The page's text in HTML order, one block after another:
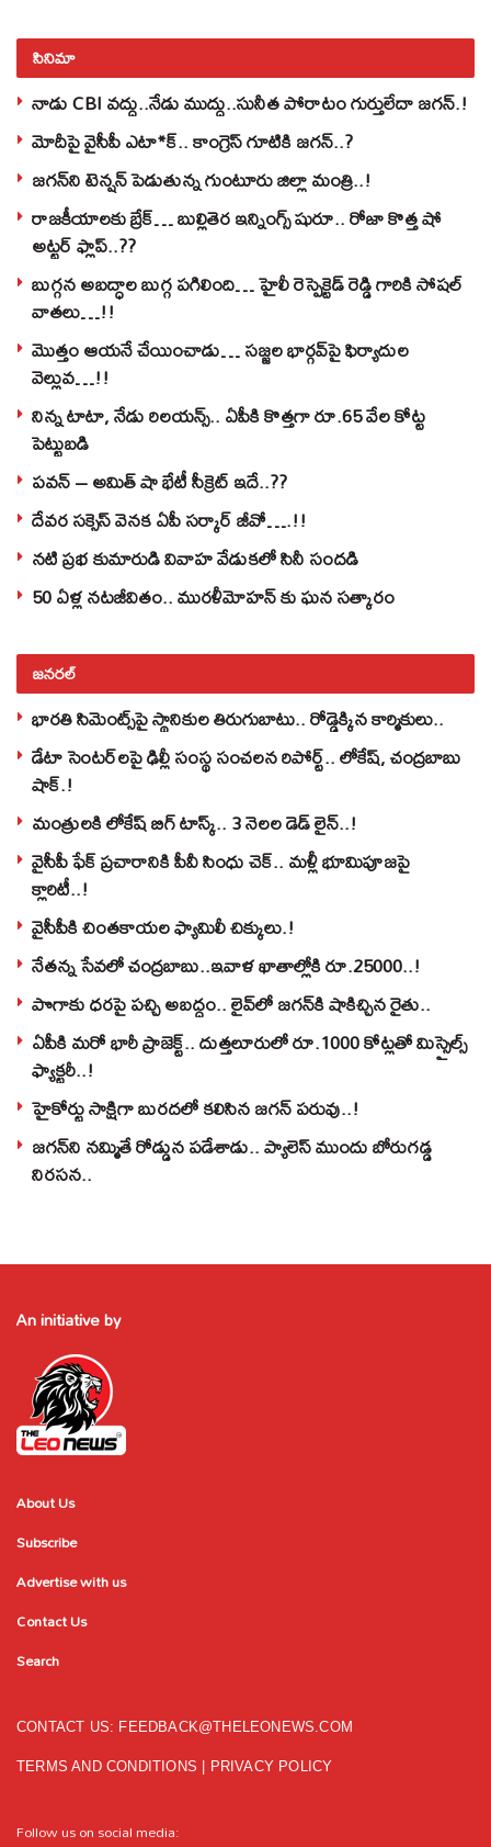
సినిమా
నాడు CBI వద్దు..నేడు ముద్దు..సునీత పోరాటం గుర్తులేదా జగన్.!
మోదీపై వైసీపీ ఎటా*క్.. కాంగ్రెస్ గూటికి జగన్..?
జగన్‌ని టెన్షన్‌ పెడుతున్న గుంటూరు జిల్లా మంత్రి..!
రాజకీయాలకు బ్రేక్… బుల్లితెర ఇన్నింగ్స్ షురూ.. రోజా కొత్త షో
అట్టర్ ఫ్లాప్..??
బుగ్గన అబద్ధాల బుగ్గ పగిలింది… హైలీ రెస్పెక్టెడ్‌ రెడ్డి గారికి సోషల్‌
వాతలు…!!
మొత్తం ఆయనే చేయించాడు… సజ్జల భార్గవ్‌పై ఫిర్యాదుల
వెల్లువ…!!
నిన్న టాటా, నేడు రిలయన్స్.. ఏపీకి కొత్తగా రూ.65 వేల కోట్ట
పెట్టుబడి
పవన్‌ – అమిత్‌ షా భేటీ సీక్రెట్‌ ఇదే..??
దేవర సక్సెస్‌ వెనక ఏపీ సర్కార్‌ జీవో….!!
నటి ప్రభ కుమారుడి వివాహ వేడుకలో సినీ సందడి
50 ఏళ్ల నటజీవితం.. మురళీమోహన్ కు ఘన సత్కారం
జనరల్
భారతి సిమెంట్స్‌పై స్థానికుల తిరుగుబాటు.. రోడ్డెక్కిన కార్మికులు..
డేటా సెంటర్‌లపై ఢిల్లీ సంస్థ సంచలన రిపోర్ట్.. లోకేష్‌, చంద్రబాబు
షాక్‌.!
మంత్రులకి లోకేష్‌ బిగ్‌ టాస్క్‌.. 3 నెలల డెడ్‌ లైన్‌..!
వైసీపీ ఫేక్ ప్రచారానికి పీవీ సింధు చెక్.. మళ్లీ భూమిపూజపై
క్లారిటీ..!
వైసీపీకి చింతకాయల ఫ్యామిలీ చిక్కులు.!
నేతన్న సేవలో చంద్రబాబు..ఇవాళ ఖాతాల్లోకి రూ.25000..!
పొగాకు ధరపై పచ్చి అబద్దం.. లైవ్‌లో జగన్‌కి షాకిచ్చిన రైతు..
ఏపీకి మరో భారీ ప్రాజెక్ట్.. దుత్తలూరులో రూ.1000 కోట్లతో మిస్సైల్స్
ఫ్యాక్టరీ..!
హైకోర్టు సాక్షిగా బురదలో కలిసిన జగన్ పరువు..!
జగన్‌ని నమ్మితే రోడ్డున పడేశాడు.. ప్యాలెస్‌ ముందు బోరుగడ్డ
నిరసన..
An initiative by
About Us
Subscribe
Advertise with us
Contact Us
Search
CONTACT US: FEEDBACK@THELEONEWS.COM
TERMS AND CONDITIONS PRIVACY POLICY
Follow us on social media: